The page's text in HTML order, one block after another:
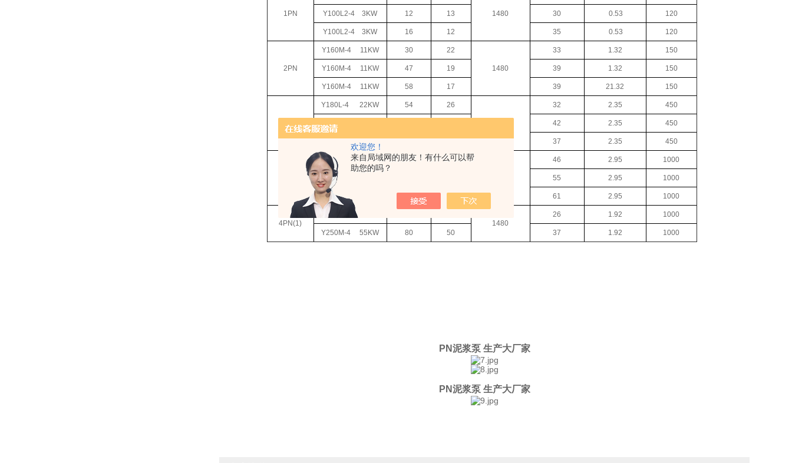
欢迎您！
来自局域网的朋友！有什么可以帮
助您的吗？
1PN 1480
Y100L2-4 3KW 12 13 30 0.53 120
Y100L2-4 3KW 16 12 35 0.53 120
2PN
Y160M-4 11KW 30 22
1480
33 1.32 150
Y160M-4 11KW 47 19 39 1.32 150
Y160M-4 11KW 58 17 39 21.32 150
3PN
Y180L-4 22KW 54 26 32 2.35 450
Y180L-4 42 2.35 450
22KW 37 2.35 450
Y250M-4 55KW 100 41 46 2.95 1000
Y250M-4 55 2.95 1000
Y250M-4 200 61 2.95 1000
4PN(1)
Y250M-4
1480
26 1.92 1000
Y250M-4 55KW 80 50 37 1.92 1000
PN泥浆泵 生产大厂家
PN泥浆泵 生产大厂家